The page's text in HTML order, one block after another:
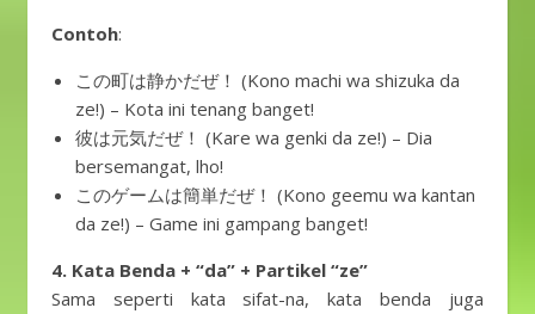
Contoh:
この町は静かだぜ！ (Kono machi wa shizuka da
ze!) – Kota ini tenang banget!
彼は元気だぜ！ (Kare wa genki da ze!) – Dia
bersemangat, lho!
このゲームは簡単だぜ！ (Kono geemu wa kantan
da ze!) – Game ini gampang banget!
4. Kata Benda + “da” + Partikel “ze”
Sama seperti kata sifat-na, kata benda juga